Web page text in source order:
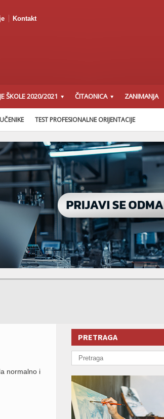
Kontakt
ŠKOLE 2020/2021 ČITAONICA ZANIMANJA
TEST PROFESIONALNE ORIJENTACIJE
normalno i
PRETRAGA